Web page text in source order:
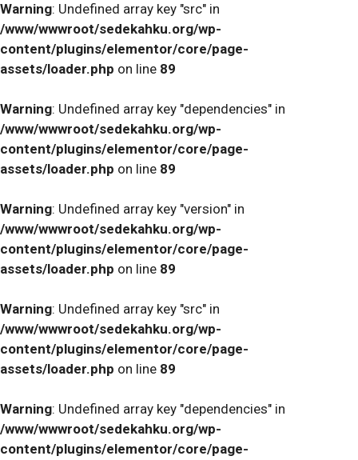
Warning: Undefined array key "src" in
/www/wwwroot/sedekahku.org/wp-
content/plugins/elementor/core/page-
assets/loader.php on line 89
Warning: Undefined array key "dependencies" in
/www/wwwroot/sedekahku.org/wp-
content/plugins/elementor/core/page-
assets/loader.php on line 89
Warning: Undefined array key "version" in
/www/wwwroot/sedekahku.org/wp-
content/plugins/elementor/core/page-
assets/loader.php on line 89
Warning: Undefined array key "src" in
/www/wwwroot/sedekahku.org/wp-
content/plugins/elementor/core/page-
assets/loader.php on line 89
Warning: Undefined array key "dependencies" in
/www/wwwroot/sedekahku.org/wp-
content/plugins/elementor/core/page-